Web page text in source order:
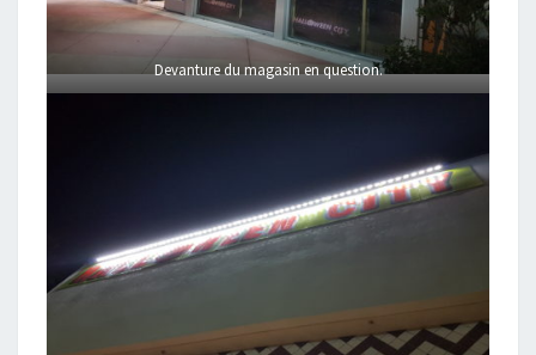
Devanture du magasin en question.